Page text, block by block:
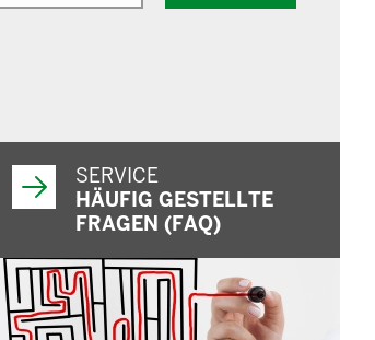
SERVICE
HÄUFIG GESTELLTE
FRAGEN (FAQ)